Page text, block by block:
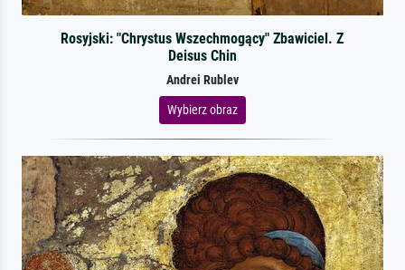
Rosyjski: "Chrystus Wszechmogący" Zbawiciel. Z
Deisus Chin
Andrei Rublev
Wybierz obraz